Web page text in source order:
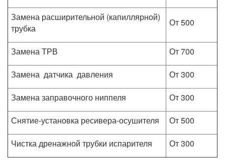
Замена расширительной (капиллярной)
трубка
От 500
Замена ТРВ
От 700
Замена датчика давления
От 300
Замена заправочного ниппеля
От 300
Снятие-установка ресивера-осушителя
От 500
Чистка дренажной трубки испарителя
От 300